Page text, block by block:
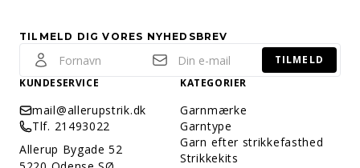
TILMELD DIG VORES NYHEDSBREV
TILMELD
KUNDESERVICE
mail@allerupstrik.dk
Tlf. 21493022
Allerup Bygade 52
KATEGORIER
Garnmærke
Garntype
Garn efter strikkefasthed
Strikkekits